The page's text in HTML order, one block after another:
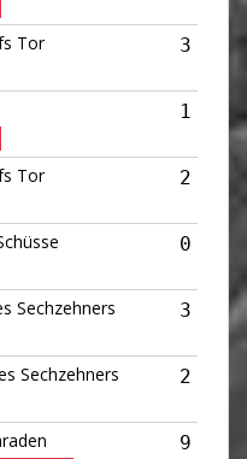
Tor 3
1
Tor 2
0
Sechzehners 3
Sechzehners 2
9